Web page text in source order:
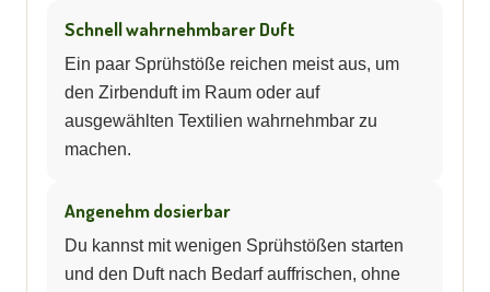
Schnell wahrnehmbarer Duft
Ein paar Sprühstöße reichen meist aus, um
den Zirbenduft im Raum oder auf
ausgewählten Textilien wahrnehmbar zu
machen.
Angenehm dosierbar
Du kannst mit wenigen Sprühstößen starten
und den Duft nach Bedarf auffrischen, ohne